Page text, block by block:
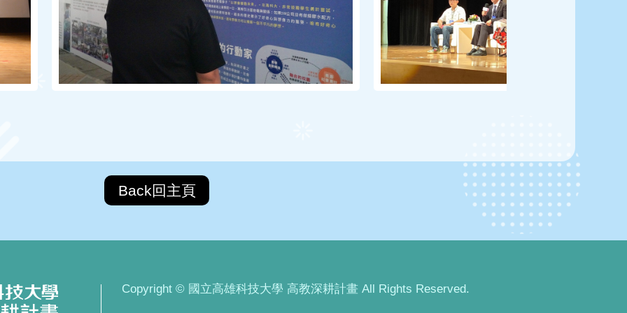
Back回主頁
Copyright © 國立高雄科技大學 高教深耕計畫 All Rights Reserved.